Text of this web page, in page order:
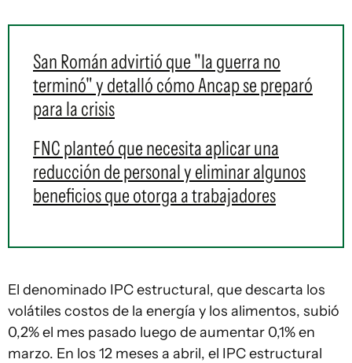
San Román advirtió que "la guerra no
terminó" y detalló cómo Ancap se preparó
para la crisis
FNC planteó que necesita aplicar una
reducción de personal y eliminar algunos
beneficios que otorga a trabajadores
El denominado IPC estructural, que descarta los
volátiles costos de la energía y los alimentos, subió
0,2% el mes pasado luego de aumentar 0,1% en
marzo. En los 12 meses a abril, el IPC estructural